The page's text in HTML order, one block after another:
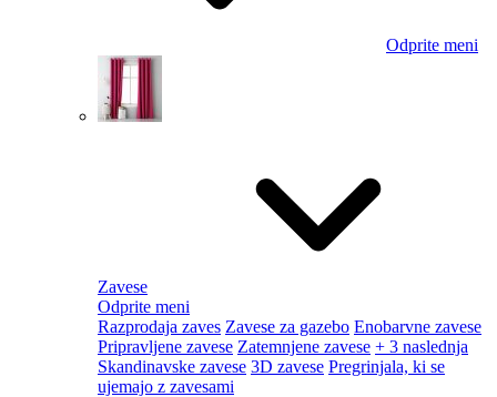
Odprite meni
Zavese
Odprite meni
Razprodaja zaves Zavese za gazebo Enobarvne zavese
Pripravljene zavese Zatemnjene zavese + 3 naslednja
Skandinavske zavese 3D zavese Pregrinjala, ki se
ujemajo z zavesami